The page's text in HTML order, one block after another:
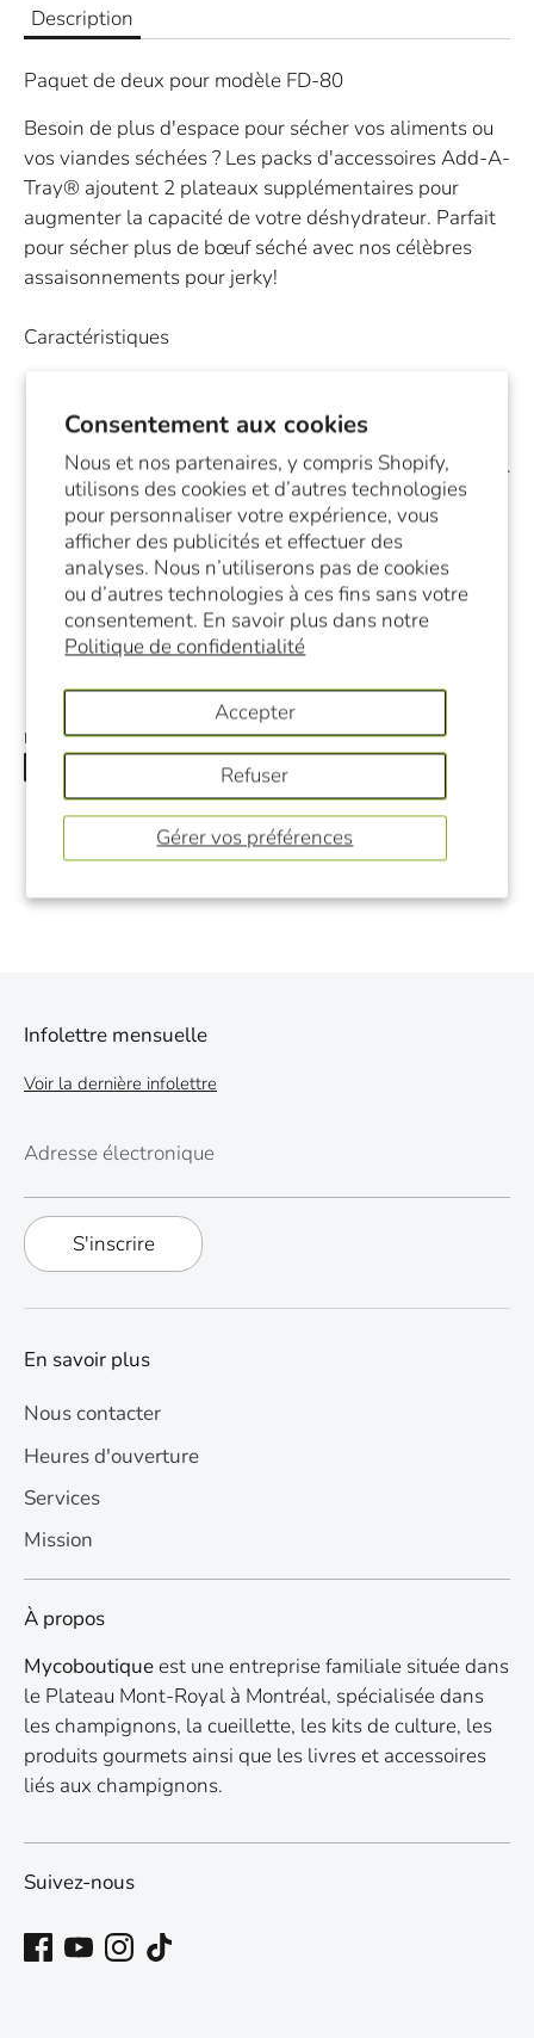
Consentement aux cookies
Nous et nos partenaires, y compris Shopify,
utilisons des cookies et d’autres technologies
pour personnaliser votre expérience, vous
afficher des publicités et effectuer des
analyses. Nous n’utiliserons pas de cookies
ou d’autres technologies à ces fins sans votre
consentement. En savoir plus dans notre
Politique de confidentialité
Gérer vos préférences
Accepter
Refuser
Description
Paquet de deux pour modèle FD-80
Besoin de plus d'espace pour sécher vos aliments ou
vos viandes séchées ? Les packs d'accessoires Add-A-
Tray® ajoutent 2 plateaux supplémentaires pour
augmenter la capacité de votre déshydrateur. Parfait
pour sécher plus de bœuf séché avec nos célèbres
assaisonnements pour jerky!
Caractéristiques
À utiliser UNIQUEMENT avec le modèle FD-80.
commander. Autres Add-A-Trays disponibles pour
d'autres modèles... voir la sélection.
Modifiez votre déshydrateur au fur et à mesure de
vos besoins avec notre célèbre accessoire Add-A-
Trays®.
FD-80 Snackmaster s'étend jusqu'à 8 plateaux.
Aucune rotation du plateau nécessaire.
Partager ceci:
Partager Épingler
Infolettre mensuelle
Voir la dernière infolettre
Adresse électronique
S'inscrire
En savoir plus
Nous contacter
Heures d'ouverture
Services
Mission
À propos
Mycoboutiqueest une entreprise familiale située dans
le Plateau Mont-Royal à Montréal, spécialisée dans
les champignons, la cueillette, les kits de culture, les
produits gourmets ainsi que les livres et accessoires
liés aux champignons.
Suivez-nous